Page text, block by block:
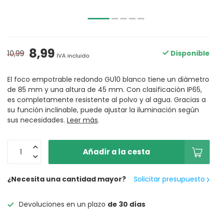
10,99 8,99 IVA incluido Disponible
El foco empotrable redondo GU10 blanco tiene un diámetro
de 85 mm y una altura de 45 mm. Con clasificación IP65,
es completamente resistente al polvo y al agua. Gracias a
su función inclinable, puede ajustar la iluminación según
sus necesidades. Leer más.
Añadir a la cesta
¿Necesita una cantidad mayor? Solicitar presupuesto
Devoluciones en un plazo de 30 días